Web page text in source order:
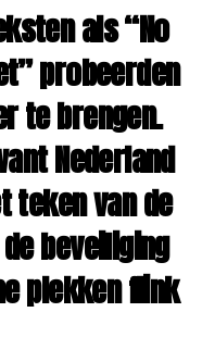
als “No
probeerden
te brengen.
Nederland
teken van de
beveiliging
plekken flink